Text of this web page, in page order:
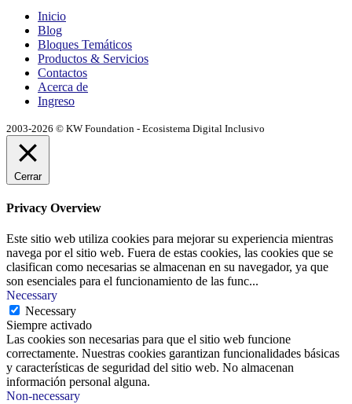
Inicio
Blog
Bloques Temáticos
Productos & Servicios
Contactos
Acerca de
Ingreso
2003-2026 © KW Foundation - Ecosistema Digital Inclusivo
Cerrar
Privacy Overview
Este sitio web utiliza cookies para mejorar su experiencia mientras
navega por el sitio web. Fuera de estas cookies, las cookies que se
clasifican como necesarias se almacenan en su navegador, ya que
son esenciales para el funcionamiento de las func...
Necessary
Necessary
Siempre activado
Las cookies son necesarias para que el sitio web funcione
correctamente. Nuestras cookies garantizan funcionalidades básicas
y características de seguridad del sitio web. No almacenan
información personal alguna.
Non-necessary